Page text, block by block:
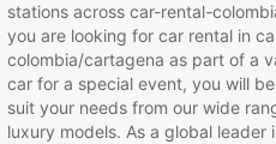
stations across car-rental-
you are looking for car rental in
colombia/cartagena as part of a
car for a special event, you will
suit your needs from our wide
luxury models. As a global leader